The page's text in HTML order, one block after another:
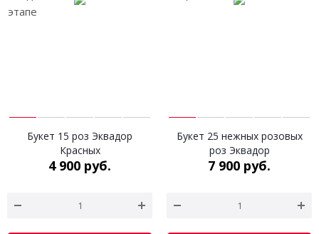
Букет 15 роз Эквадор
Красных
4 900 руб.
Букет 25 нежных розовых
роз Эквадор
7 900 руб.